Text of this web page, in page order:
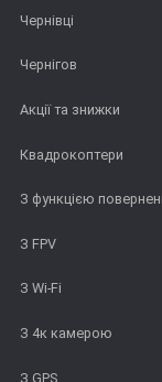
Чернівці
Чернігов
Акції та знижки
Квадрокоптери
З функцією
З FPV
З Wi-Fi
З 4к камерою
З GPS